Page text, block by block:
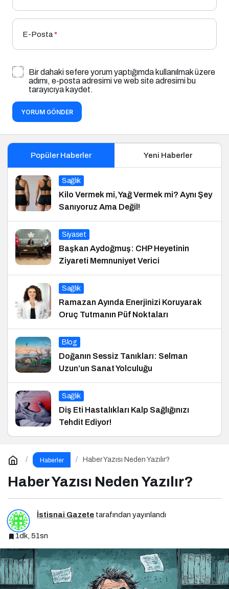
E-Posta*
Bir dahaki sefere yorum yaptığımda kullanılmak üzere
adımı, e-posta adresimi ve web site adresimi bu
tarayıcıya kaydet.
YORUM GÖNDER
Popüler Haberler Yeni Haberler
Sağlık
Kilo Vermek mi, Yağ Vermek mi? Aynı Şey
Sanıyoruz Ama Değil!
Siyaset
Başkan Aydoğmuş: CHP Heyetinin
Ziyareti Memnuniyet Verici
Sağlık
Ramazan Ayında Enerjinizi Koruyarak
Oruç Tutmanın Püf Noktaları
Blog
Doğanın Sessiz Tanıkları: Selman
Uzun’un Sanat Yolculuğu
Sağlık
Diş Eti Hastalıkları Kalp Sağlığınızı
Tehdit Ediyor!
Haberler Haber Yazısı Neden Yazılır?
Haber Yazısı Neden Yazılır?
İstisnai Gazete tarafından yayınlandı
1dk, 51sn